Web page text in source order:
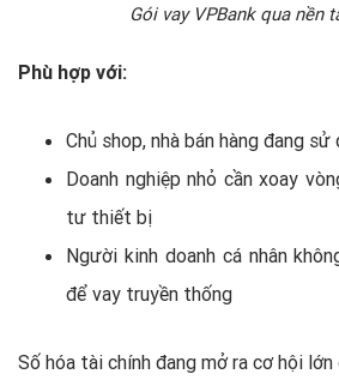
Gói vay VPBank qua nền
Phù hợp với:
Chủ shop, nhà bán hàng đang sử
Doanh nghiệp nhỏ cần xoay
tư thiết bị
Người kinh doanh cá nhân
để vay truyền thống
Số hóa tài chính đang mở ra cơ hội